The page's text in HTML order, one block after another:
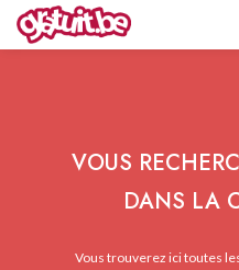
VOUS
DANS LA
Vous trouverez ici toutes